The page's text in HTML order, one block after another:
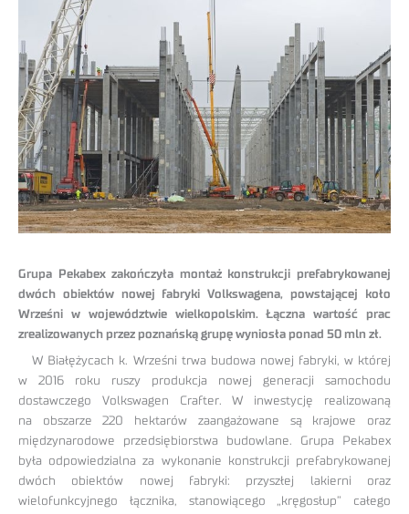
Grupa Pekabex zakończyła montaż konstrukcji prefabrykowanej
dwóch obiektów nowej fabryki Volkswagena, powstającej koło
Wrześni w województwie wielkopolskim. Łączna wartość prac
zrealizowanych przez poznańską grupę wyniosła ponad 50 mln zł.
W Białężycach k. Wrześni trwa budowa nowej fabryki, w której
w 2016 roku ruszy produkcja nowej generacji samochodu
dostawczego Volkswagen Crafter. W inwestycję realizowaną
na obszarze 220 hektarów zaangażowane są krajowe oraz
międzynarodowe przedsiębiorstwa budowlane. Grupa Pekabex
była odpowiedzialna za wykonanie konstrukcji prefabrykowanej
dwóch obiektów nowej fabryki: przyszłej lakierni oraz
wielofunkcyjnego łącznika, stanowiącego „kręgosłup” całego